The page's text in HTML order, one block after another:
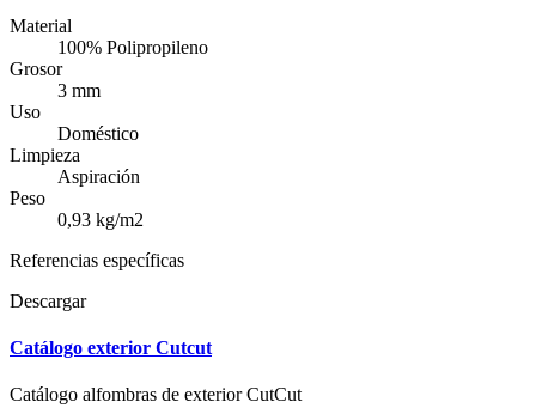
Material
100% Polipropileno
Grosor
3 mm
Uso
Doméstico
Limpieza
Aspiración
Peso
0,93 kg/m2
Referencias específicas
Descargar
Catálogo exterior Cutcut
Catálogo alfombras de exterior CutCut